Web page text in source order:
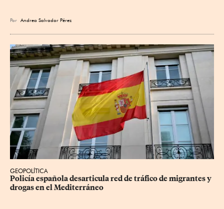
Por Andrea Salvador Pérez
GEOPOLÍTICA
Policía española desarticula red de tráfico de migrantes y
drogas en el Mediterráneo